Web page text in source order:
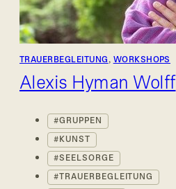
TRAUERBEGLEITUNG, WORKSHOPS
Alexis Hyman Wolff
GRUPPEN
KUNST
SEELSORGE
TRAUERBEGLEITUNG